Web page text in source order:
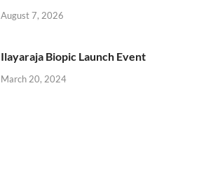
August 7, 2026
Ilayaraja Biopic Launch Event
March 20, 2024